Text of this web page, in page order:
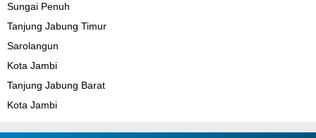
Sungai Penuh
Tanjung Jabung Timur
Sarolangun
Kota Jambi
Tanjung Jabung Barat
Kota Jambi